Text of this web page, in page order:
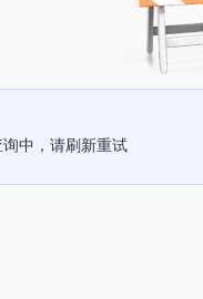
中，请刷新重试